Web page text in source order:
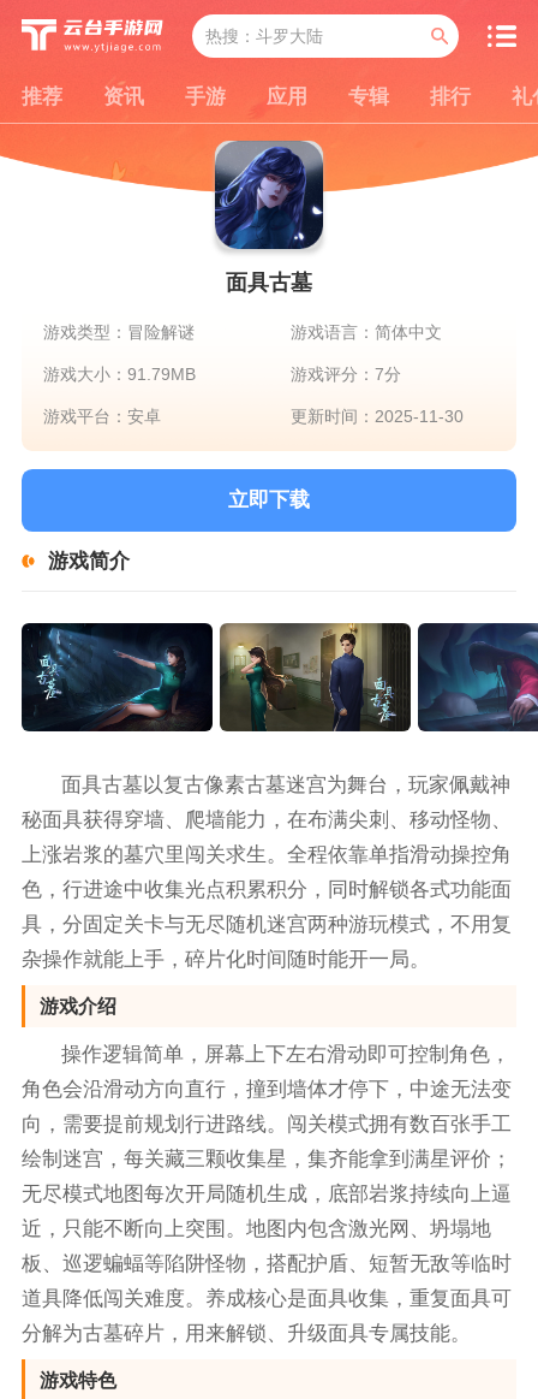
推荐 资讯 手游 应用 专辑 排行 礼
面具古墓
游戏类型：冒险解谜 游戏语言：简体中文
游戏大小：91.79MB 游戏评分：7分
游戏平台：安卓 更新时间：2025-11-30
立即下载
游戏简介
面具古墓以复古像素古墓迷宫为舞台，玩家佩戴神
秘面具获得穿墙、爬墙能力，在布满尖刺、移动怪物、
上涨岩浆的墓穴里闯关求生。全程依靠单指滑动操控角
色，行进途中收集光点积累积分，同时解锁各式功能面
具，分固定关卡与无尽随机迷宫两种游玩模式，不用复
杂操作就能上手，碎片化时间随时能开一局。
游戏介绍
操作逻辑简单，屏幕上下左右滑动即可控制角色，
角色会沿滑动方向直行，撞到墙体才停下，中途无法变
向，需要提前规划行进路线。闯关模式拥有数百张手工
绘制迷宫，每关藏三颗收集星，集齐能拿到满星评价；
无尽模式地图每次开局随机生成，底部岩浆持续向上逼
近，只能不断向上突围。地图内包含激光网、坍塌地
板、巡逻蝙蝠等陷阱怪物，搭配护盾、短暂无敌等临时
道具降低闯关难度。养成核心是面具收集，重复面具可
分解为古墓碎片，用来解锁、升级面具专属技能。
游戏特色